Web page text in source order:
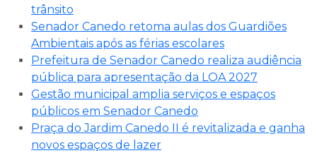
trânsito
Senador Canedo retoma aulas dos Guardiões
Ambientais após as férias escolares
Prefeitura de Senador Canedo realiza audiência
pública para apresentação da LOA 2027
Gestão municipal amplia serviços e espaços
públicos em Senador Canedo
Praça do Jardim Canedo II é revitalizada e ganha
novos espaços de lazer